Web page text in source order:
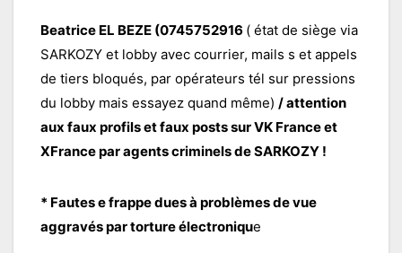
Beatrice EL BEZE (0745752916 ( état de siège via
SARKOZY et lobby avec courrier, mails s et appels
de tiers bloqués, par opérateurs tél sur pressions
du lobby mais essayez quand même) / attention
aux faux profils et faux posts sur VK France et
XFrance par agents criminels de SARKOZY !
* Fautes e frappe dues à problèmes de vue
aggravés par torture électronique